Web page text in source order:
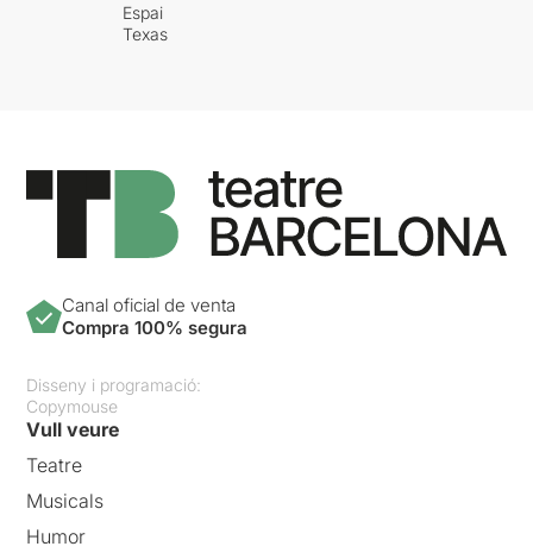
Espai
Texas
Canal oficial de venta
Compra 100% segura
Disseny i programació:
Copymouse
Vull veure
Teatre
Musicals
Humor